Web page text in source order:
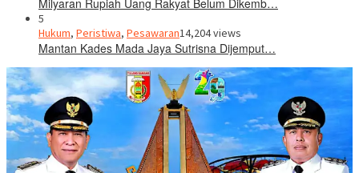
Milyaran Rupiah Uang Rakyat Belum Dikemb…
5
Hukum, Peristiwa, Pesawaran14,204 views
Mantan Kades Mada Jaya Sutrisna Dijemput…